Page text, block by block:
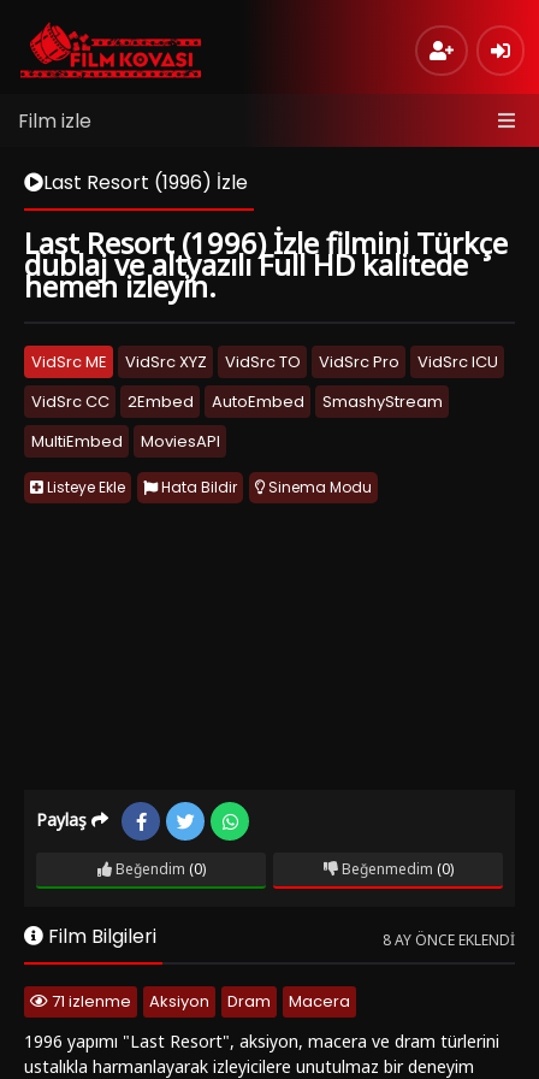
Film izle
Last Resort (1996) İzle
Last Resort (1996) İzle filmini Türkçe
dublaj ve altyazılı Full HD kalitede
hemen izleyin.
VidSrc ME VidSrc XYZ VidSrc TO VidSrc Pro
VidSrc ICU
VidSrc CC
2Embed AutoEmbed
SmashyStream
MultiEmbed
MoviesAPI
Listeye Ekle Hata Bildir Sinema Modu
Paylaş
Beğendim (0) Beğenmedim (0)
Film Bilgileri 8 AY ÖNCE EKLENDI
71 izlenme Aksiyon Dram
Macera
1996 yapımı "Last Resort", aksiyon, macera ve dram türlerini
ustalıkla harmanlayarak izleyicilere unutulmaz bir deneyim